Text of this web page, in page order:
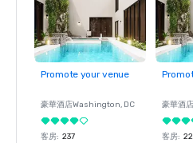
Promote your venue
豪華酒店Washington, DC
客房: 237
豪華酒店
客房: